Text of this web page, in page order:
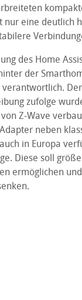
nur eine deutlich
des Home
der
verantwortlich. Der
zufolge
Z-Wave
neben
in Europa
Diese soll
ermöglichen